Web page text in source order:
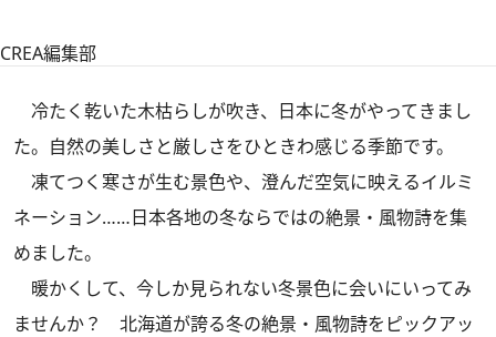
CREA編集部
冷たく乾いた木枯らしが吹き、日本に冬がやってきまし
た。自然の美しさと厳しさをひときわ感じる季節です。
凍てつく寒さが生む景色や、澄んだ空気に映えるイルミ
ネーション……日本各地の冬ならではの絶景・風物詩を集
めました。
暖かくして、今しか見られない冬景色に会いにいってみ
ませんか？ 北海道が誇る冬の絶景・風物詩をピックアッ